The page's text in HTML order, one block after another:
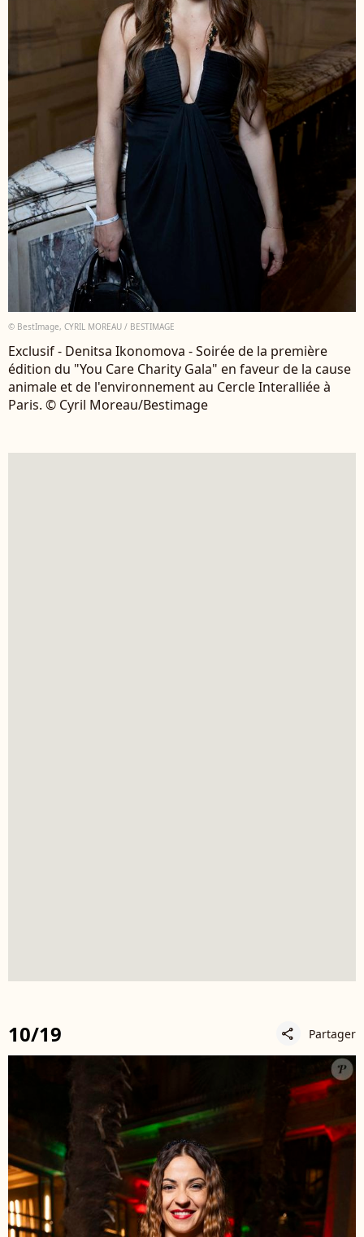
© BestImage, CYRIL MOREAU / BESTIMAGE
Exclusif - Denitsa Ikonomova - Soirée de la première
édition du "You Care Charity Gala" en faveur de la cause
animale et de l'environnement au Cercle Interalliée à
Paris. © Cyril Moreau/Bestimage
10/19 share Partager